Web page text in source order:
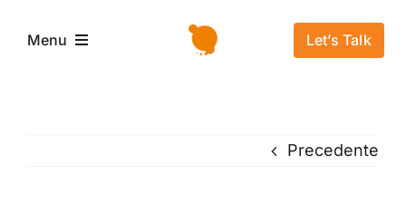
Menu Let’s Talk
Precedente